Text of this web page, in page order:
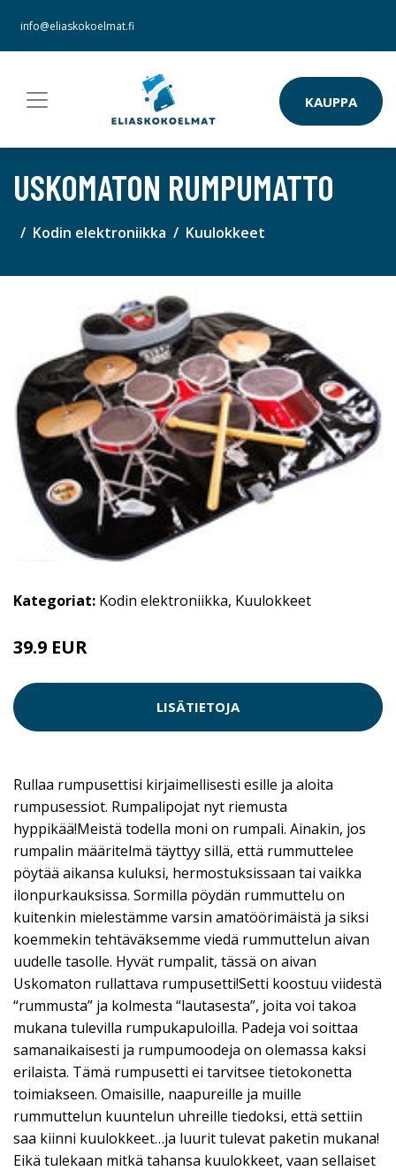
info@eliaskokoelmat.fi
KAUPPA
USKOMATON RUMPUMATTO
Kodin elektroniikka Kuulokkeet
Kategoriat: Kodin elektroniikka, Kuulokkeet
39.9 EUR
LISÄTIETOJA
Rullaa rumpusettisi kirjaimellisesti esille ja aloita
rumpusessiot. Rumpalipojat nyt riemusta
hyppikää!Meistä todella moni on rumpali. Ainakin, jos
rumpalin määritelmä täyttyy sillä, että rummuttelee
pöytää aikansa kuluksi, hermostuksissaan tai vaikka
ilonpurkauksissa. Sormilla pöydän rummuttelu on
kuitenkin mielestämme varsin amatöörimäistä ja siksi
koemmekin tehtäväksemme viedä rummuttelun aivan
uudelle tasolle. Hyvät rumpalit, tässä on aivan
Uskomaton rullattava rumpusetti!Setti koostuu viidestä
“rummusta” ja kolmesta “lautasesta”, joita voi takoa
mukana tulevilla rumpukapuloilla. Padeja voi soittaa
samanaikaisesti ja rumpumoodeja on olemassa kaksi
erilaista. Tämä rumpusetti ei tarvitsee tietokonetta
toimiakseen. Omaisille, naapureille ja muille
rummuttelun kuuntelun uhreille tiedoksi, että settiin
saa kiinni kuulokkeet…ja luurit tulevat paketin mukana!
Eikä tulekaan mitkä tahansa kuulokkeet, vaan sellaiset